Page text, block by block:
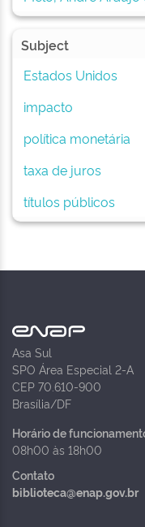
Subject
Estados Unidos
impacto
política monetária
taxa de juros
títulos públicos
Asa Sul
SPO Área Especial 2-A
CEP 70.610-900
Brasília/DF
Horário de
08h00 às 18h00
Contato
biblioteca@enap.gov.br